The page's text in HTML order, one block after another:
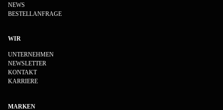
NEWS
BESTELLANFRAGE
WIR
UNTERNEHMEN
NEWSLETTER
KONTAKT
KARRIERE
MARKEN